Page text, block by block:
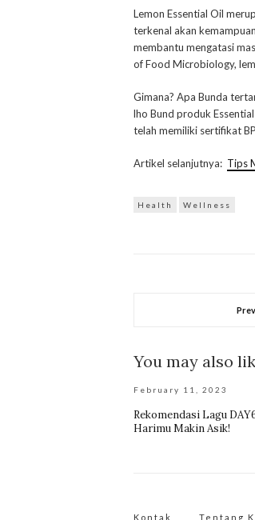
Lemon Essential Oil
terkenal akan
membantu mengatasi
of Food Microbiology,
Gimana? Apa Bunda
lho Bund produk
telah memiliki sertifikat
Artikel selanjutnya: Tips
Health Wellness
You may also
February 11, 2023
Rekomendasi Lagu
Harimu Makin Asik!
Kontak Tentang